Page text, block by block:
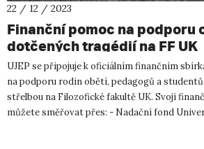
22 / 12 / 2023
Finanční pomoc na podporu
dotčených tragédií na FF UK
UJEP se připojuje k oficiálním finančním
na podporu rodin obětí, pedagogů a studentů
střelbou na Filozofické fakultě UK. Svoji
můžete směřovat přes: - Nadační fond